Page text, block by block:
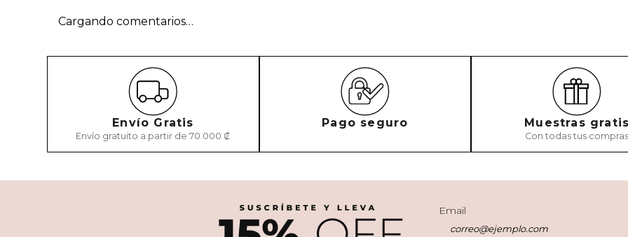
Escribe un
Cargando comentarios…
Envío Gratis
Envío gratuito a partir de 70.000 ₡
Pago seguro Muestras gratis
Con todas tus compras
Email